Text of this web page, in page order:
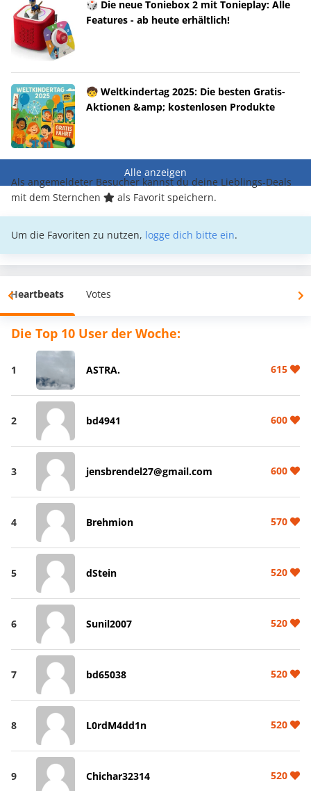
🎲 Die neue Toniebox 2 mit Tonieplay: Alle
Features - ab heute erhältlich!
🧒 Weltkindertag 2025: Die besten Gratis-
Aktionen &amp; kostenlosen Produkte
Alle anzeigen
Als angemeldeter Besucher kannst du deine Lieblings-Deals
mit dem Sternchen
als Favorit speichern.
Um die Favoriten zu nutzen, logge dich bitte ein.
Heartbeats Votes
Die Top 10 User der Woche:
1 ASTRA. 615
2 bd4941 600
3 jensbrendel27@gmail.com 600
4 Brehmion 570
5 dStein 520
6 Sunil2007 520
7 bd65038 520
8 L0rdM4dd1n 520
9 Chichar32314 520